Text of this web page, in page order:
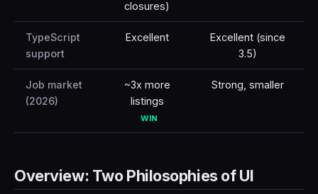
closures)
TypeScript
support
Excellent
Excellent (since
3.5)
Job market
(2026)
~3x more
listings
WIN
Strong, smaller
Overview: Two Philosophies of UI